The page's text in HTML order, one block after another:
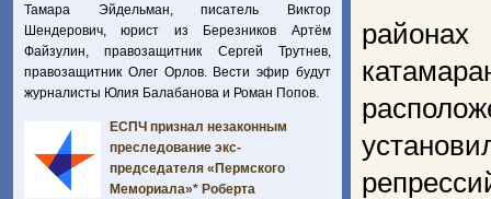
Тамара Эйдельман, писатель Виктор
Шендерович, юрист из Березников Артём
Файзулин, правозащитник Сергей Трутнев,
правозащитник Олег Орлов. Вести эфир будут
журналисты Юлия Балабанова и Роман Попов.
ЕСПЧ признал незаконным
преследование экс-
председателя «Пермского
Мемориала»* Роберта